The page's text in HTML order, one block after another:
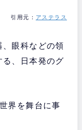
引用元： アステラス
眼科などの領
、日本発のグ
界を舞台に事